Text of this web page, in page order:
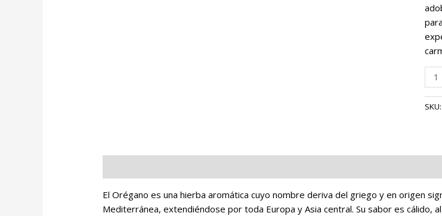
SKU:
El Orégano es una hierba aromática cuyo nombre deriva del griego y en origen
Mediterránea, extendiéndose por toda Europa y Asia central. Su sabor es cálido,